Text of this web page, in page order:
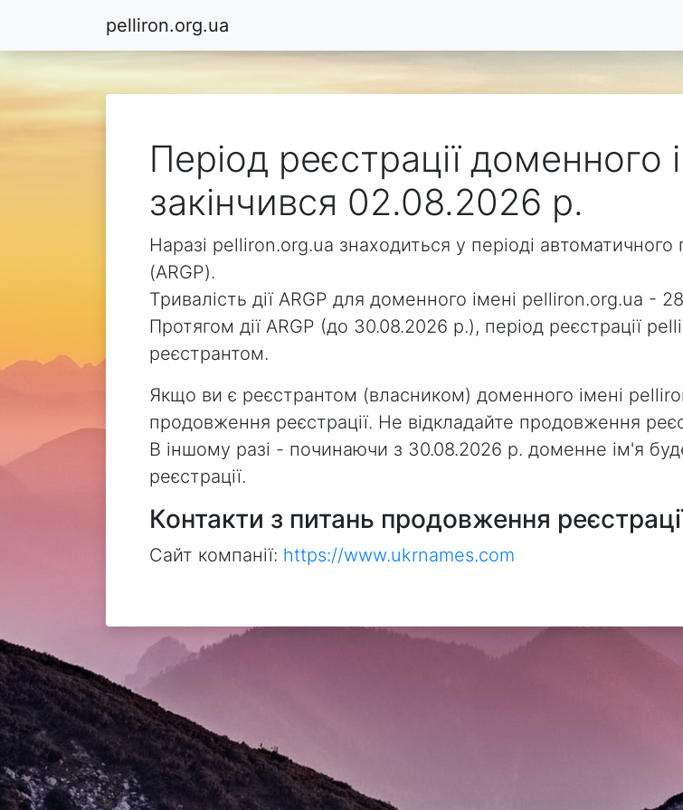
pelliron.org.ua
Період реєстрації доменного
закінчився 02.08.2026 р.
Наразі pelliron.org.ua знаходиться у періоді автоматичного
(ARGP).
Тривалість дії ARGP для доменного імені pelliron.org.ua -
Протягом дії ARGP (до 30.08.2026 р.), період реєстрації
реєстрантом.
Якщо ви є реєстрантом (власником) доменного імені
продовження реєстрації. Не відкладайте продовження
В іншому разі - починаючи з 30.08.2026 р. доменне ім'я
реєстрації.
Контакти з питань продовження
Сайт компанії: https://www.ukrnames.com